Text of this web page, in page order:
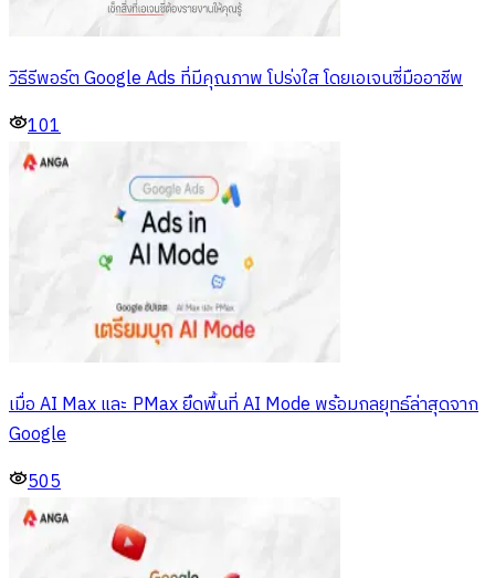
วิธีรีพอร์ต Google Ads ที่มีคุณภาพ โปร่งใส โดยเอเจนซี่มืออาชีพ
101
เมื่อ AI Max และ PMax ยึดพื้นที่ AI Mode พร้อมกลยุทธ์ล่าสุดจาก
Google
505